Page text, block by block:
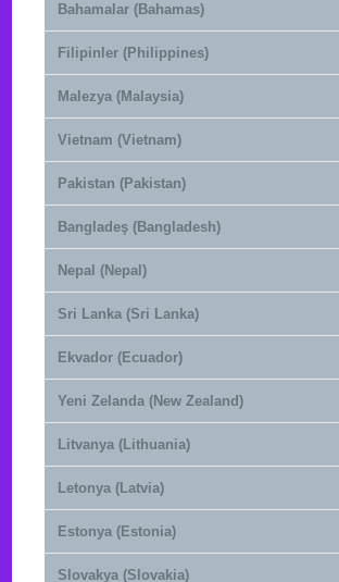
Bahamalar (Bahamas)
Filipinler (Philippines)
Malezya (Malaysia)
Vietnam (Vietnam)
Pakistan (Pakistan)
Bangladeş (Bangladesh)
Nepal (Nepal)
Sri Lanka (Sri Lanka)
Ekvador (Ecuador)
Yeni Zelanda (New Zealand)
Litvanya (Lithuania)
Letonya (Latvia)
Estonya (Estonia)
Slovakya (Slovakia)